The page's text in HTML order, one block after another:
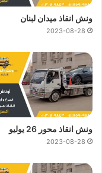
ونش انقاذ ميدان لبنان
2023-08-28
ونش انقاذ محور 26 يوليو
2023-08-28